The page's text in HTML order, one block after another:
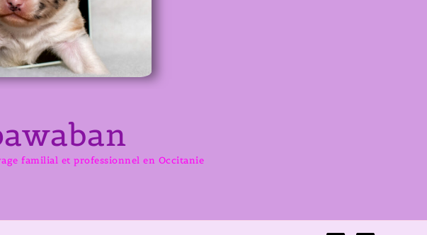
familial et professionnel en Occitanie